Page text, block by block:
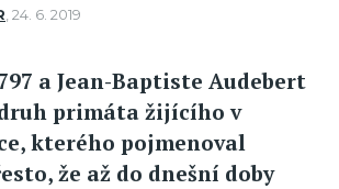
24. 6. 2019
a Jean-Baptiste Audebert
primáta žijícího v
kterého pojmenoval
že až do dnešní doby